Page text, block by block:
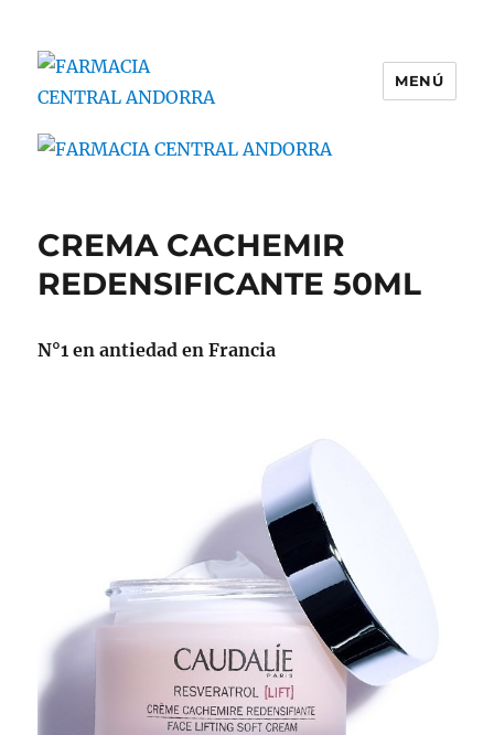
FARMACIA CENTRAL ANDORRA
MENÚ
CREMA CACHEMIR
REDENSIFICANTE 50ML
N°1 en antiedad en Francia